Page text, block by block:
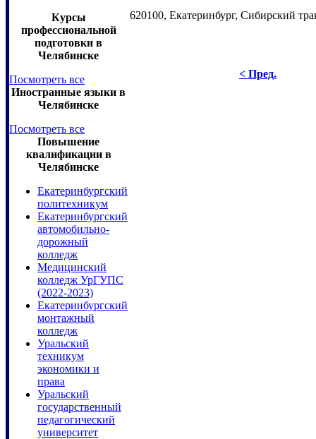
Курсы
профессиональной
подготовки в
Челябинске
Посмотреть все
Иностранные языки в
Челябинске
Посмотреть все
Повышение
квалификации в
Челябинске
Екатеринбургский
политехникум
Екатеринбургский
автомобильно-
дорожный
колледж
Медицинский
колледж УрГУПС
(2022-2023)
Екатеринбургский
монтажный
колледж
Уральский
техникум
экономики и
права
Уральский
государственный
педагогический
университет
620100, Екатеринбург, Сибирский
< Пред.